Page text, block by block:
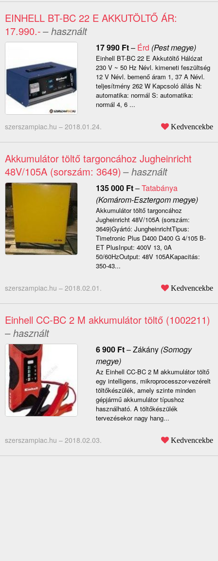
EINHELL BT-BC 22 E AKKUTÖLTŐ ÁR:
17.990.-– használt
17 990 Ft– Érd (Pest megye)
Einhell BT-BC 22 E Akkutöltő Hálózat
230 V ~ 50 Hz Névl. kimeneti feszültség
12 V Névl. bemenő áram 1, 37 A Névl.
teljesítmény 262 W Kapcsoló állás N:
automatika: normál S: automatika:
normál 4, 6 ...
szerszampiac.hu – 2018.01.24. Kedvencekbe
Akkumulátor töltő targoncához Jugheinricht
48V/105A (sorszám: 3649) – használt
135 000 Ft–Tatabánya
(Komárom-Esztergom megye)
Akkumulátor töltő targoncához
Jugheinricht 48V/105A (sorszám:
3649)Gyártó: JungheinrichtTipus:
Timetronic Plus D400 D400 G 4/105 B-
ET PlusInput: 400V 13, 0A
50/60HzOutput: 48V 105AKapacitás:
350-43...
szerszampiac.hu – 2018.02.01. Kedvencekbe
Einhell CC-BC 2 M akkumulátor töltő (1002211)
– használt
6 900 Ft–Zákány(Somogy
megye)
Az Einhell CC-BC 2 M akkumulátor töltő
egy intelligens, mikroprocesszor-vezérelt
töltőkészülék, amely szinte minden
gépjármű akkumulátor típushoz
használható. A töltőkészülék
tervezésekor nagy hang...
szerszampiac.hu – 2018.02.03. Kedvencekbe